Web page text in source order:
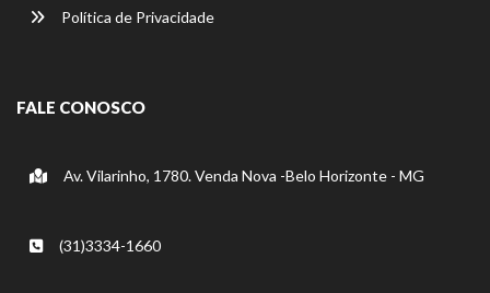
Política de Privacidade
FALE CONOSCO
Av. Vilarinho, 1780. Venda Nova -Belo Horizonte - MG
(31)3334-1660